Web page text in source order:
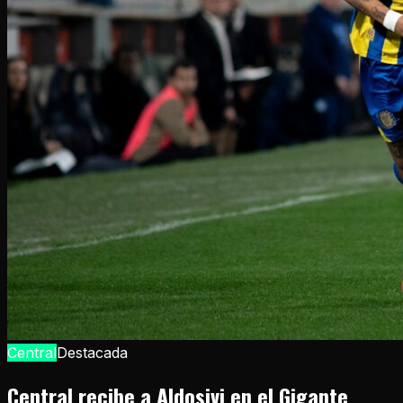
CentralDestacada
Central recibe a Aldosivi en el Gigante